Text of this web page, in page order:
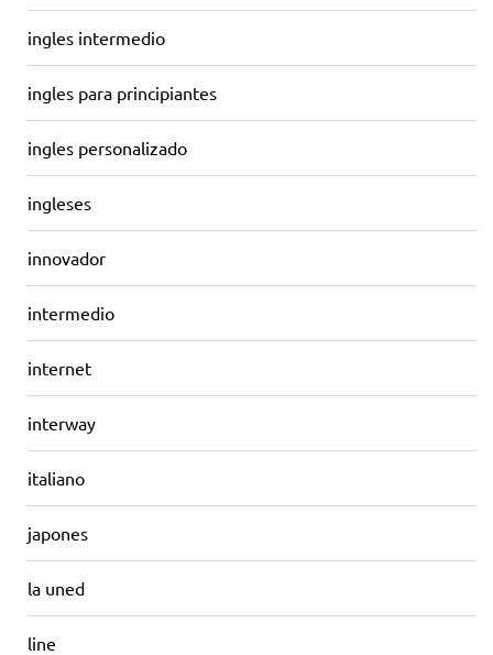
ingles intermedio
ingles para principiantes
ingles personalizado
ingleses
innovador
intermedio
internet
interway
italiano
japones
la uned
line